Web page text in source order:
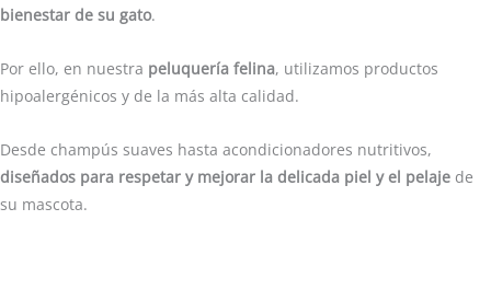
bienestar de su gato.
Por ello, en nuestra peluquería felina, utilizamos productos
hipoalergénicos y de la más alta calidad.
Desde champús suaves hasta acondicionadores nutritivos,
diseñados para respetar y mejorar la delicada piel y el pelaje de
su mascota.